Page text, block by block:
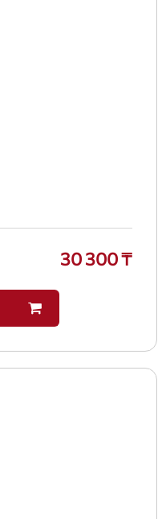
30 300 ₸